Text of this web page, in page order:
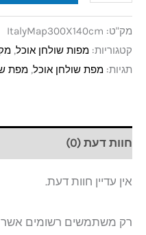
מק"ט: ItalyMap300X140cm
קטגוריות: מפות שולחן אוכל,
תגיות: מפת שולחן אוכל, מפת
חוות דעת (0)
אין עדיין חוות דעת.
רק משתמשים רשומים אשר